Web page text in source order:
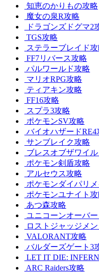
知恵のかりもの攻略
魔女の泉R攻略
ドラゴンズドグマ2
TGS攻略
ステラーブレイド
FF7リバース攻略
パルワールド攻略
マリオRPG攻略
ティアキン攻略
FF16攻略
スプラ3攻略
ポケモンSV攻略
バイオハザードRE4
サンブレイク攻略
ブレスオブザワイ
ポケモン剣盾攻略
アルセウス攻略
ポケモンダイパリ
ポケモンユナイト攻
あつ森攻略
ユニコーンオーバ
ロストジャッジメ
VALORANT攻略
バルダーズゲート3
LET IT DIE:
ARC Raiders攻略